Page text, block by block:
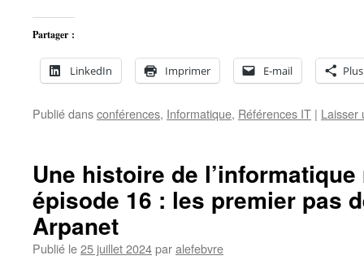
Partager :
LinkedIn Imprimer E-mail Plus
Publié dansconférences, Informatique, Références IT | Laisser
Une histoire de
épisode 16 : les premier pas
Arpanet
Publié le25 juillet 2024paralefebvre